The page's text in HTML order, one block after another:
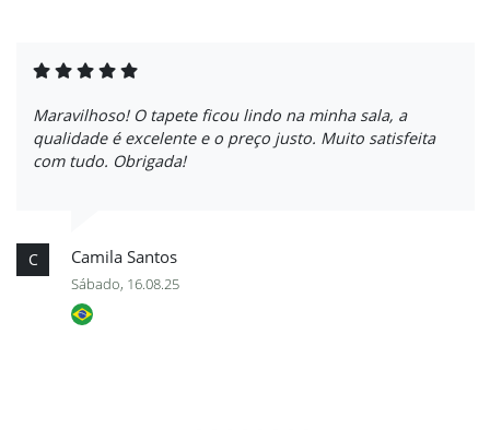
Maravilhoso! O tapete ficou lindo na minha sala, a
qualidade é excelente e o preço justo. Muito satisfeita
com tudo. Obrigada!
C Camila Santos
Sábado, 16.08.25